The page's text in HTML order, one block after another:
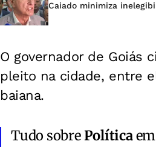
Caiado minimiza
O governador de Goiás
pleito na cidade, entre
baiana.
Tudo sobrePolítica